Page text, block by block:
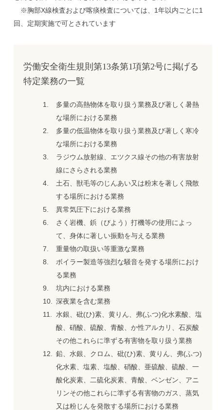
※胸部X線検査および喀痰検査については、1年以内ごとに1
回、定期実施で可とされています
労働安全衛生規則第13条第1項第2号に掲げる
特定業務の一覧
多量の高熱物体を取り扱う業務及び著しく暑熱
な場所における業務
多量の低温物体を取り扱う業務及び著しく寒冷
な場所における業務
ラジウム放射線、エツクス線その他の有害放射
線にさらされる業務
土石、獣毛等のじんあい又は粉末を著しく飛散
する場所における業務
異常気圧下における業務
さく岩機、鋲（びよう）打機等の使用によっ
て、身体に著しい振動を与える業務
重量物の取扱い等重激な業務
ボイラー製造等強烈な騒音を発する場所におけ
る業務
坑内における業務
深夜業を含む業務
水銀、砒(ひ)素、黄りん、弗(ふつ)化水素酸、塩
酸、硝酸、硫酸、青酸、か性アルカリ、石炭酸
その他これらに準ずる有害物を取り扱う業務
鉛、水銀、クロム、砒(ひ)素、黄りん、弗(ふつ)
化水素、塩素、塩酸、硝酸、亜硫酸、硫酸、一
酸化炭素、二硫化炭素、青酸、ベンゼン、アニ
リンその他これらに準ずる有害物のガス、蒸気
又は粉じんを発散する場所における業務